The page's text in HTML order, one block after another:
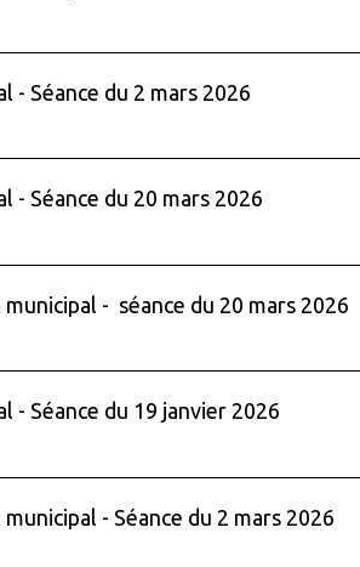
- Séance du 2 mars 2026
- Séance du 20 mars 2026
- séance du 20 mars 2026
- Séance du 19 janvier 2026
- Séance du 2 mars 2026